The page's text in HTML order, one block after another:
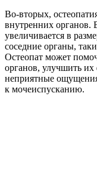
Во-вторых,
внутренних органов.
увеличивается в
соседние органы,
Остеопат может
органов, улучшить
неприятные
к мочеиспусканию.